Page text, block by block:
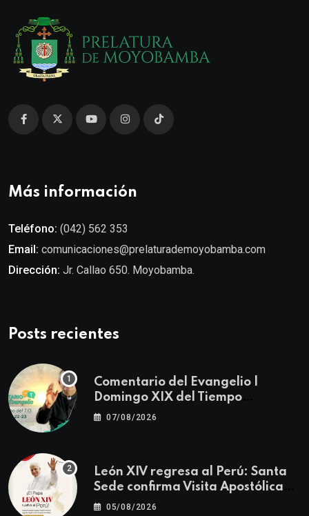
Más información
Teléfono: (042) 562 353
Email: comunicaciones@prelaturademoyobamba.com
Dirección: Jr. Callao 650. Moyobamba.
Posts recientes
Comentario del Evangelio |
Domingo XIX del Tiempo
Ordinario | Mateo 14, 22-23
07/08/2026
León XIV regresa al Perú: Santa
Sede confirma Visita Apostólica
del 11 al 17 de noviembre
05/08/2026